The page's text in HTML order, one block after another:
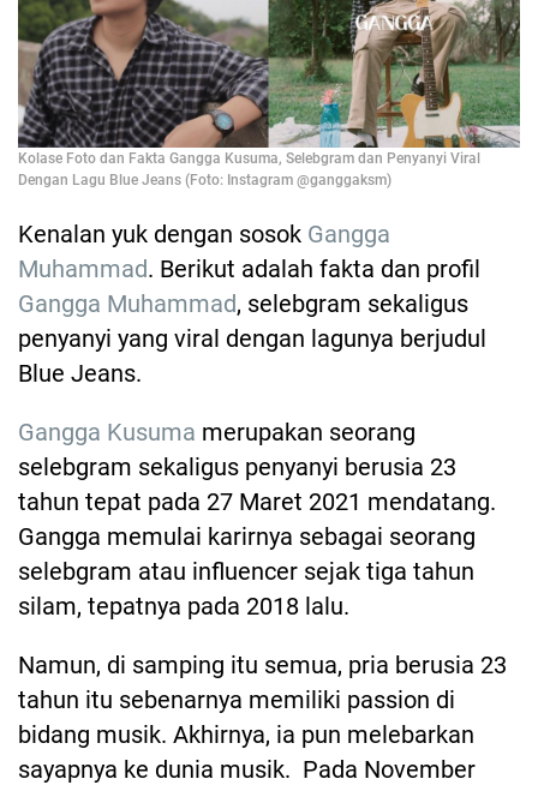
Kolase Foto dan Fakta Gangga Kusuma, Selebgram dan Penyanyi Viral
Dengan Lagu Blue Jeans (Foto: Instagram @ganggaksm)
Kenalan yuk dengan sosok Gangga
Muhammad. Berikut adalah fakta dan profil
Gangga Muhammad, selebgram sekaligus
penyanyi yang viral dengan lagunya berjudul
Blue Jeans.
Gangga Kusuma merupakan seorang
selebgram sekaligus penyanyi berusia 23
tahun tepat pada 27 Maret 2021 mendatang.
Gangga memulai karirnya sebagai seorang
selebgram atau influencer sejak tiga tahun
silam, tepatnya pada 2018 lalu.
Namun, di samping itu semua, pria berusia 23
tahun itu sebenarnya memiliki passion di
bidang musik. Akhirnya, ia pun melebarkan
sayapnya ke dunia musik. Pada November